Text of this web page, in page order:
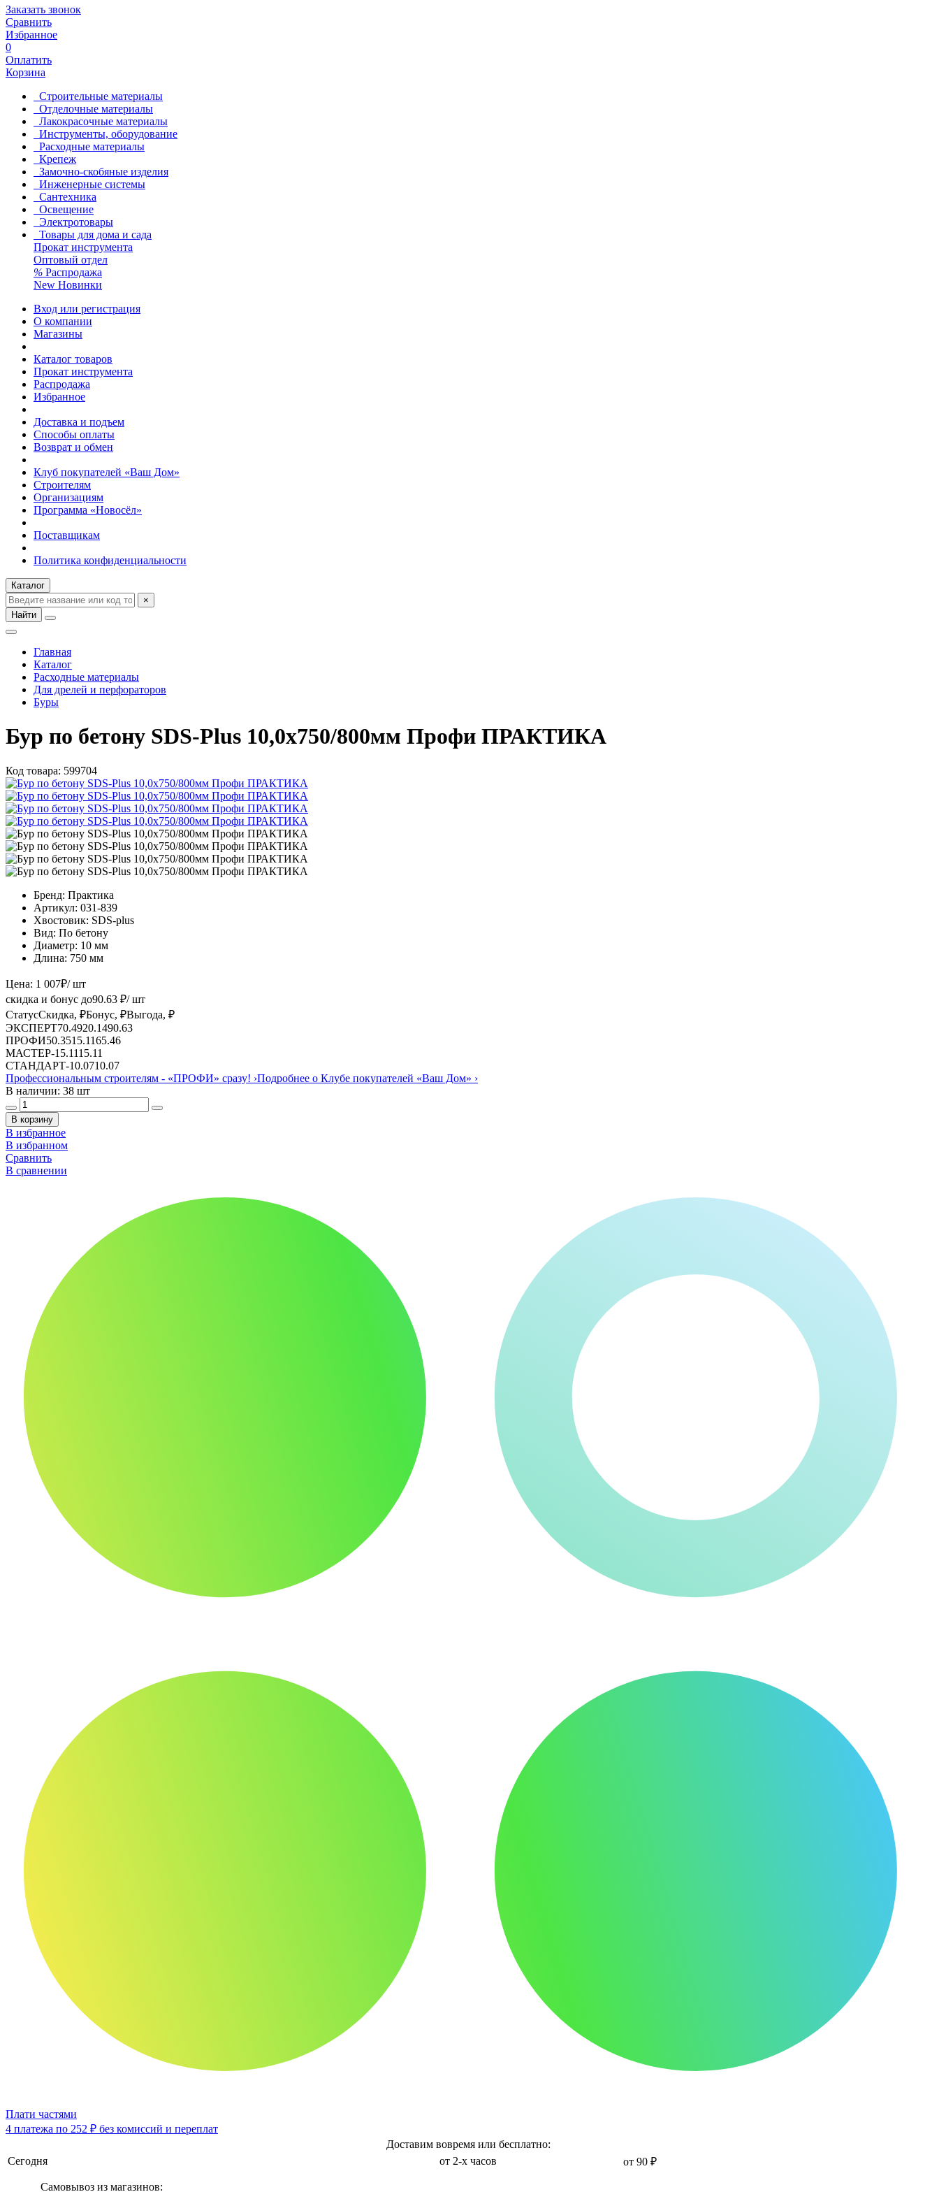
Заказать звонок
Сравнить
Избранное
0
Оплатить
Корзина
Строительные материалы
Отделочные материалы
Лакокрасочные материалы
Инструменты, оборудование
Расходные материалы
Крепеж
Замочно-скобяные изделия
Инженерные системы
Сантехника
Освещение
Электротовары
Товары для дома и сада
Прокат инструмента
Оптовый отдел
% Распродажа
New Новинки
Вход или регистрация
О компании
Магазины
Каталог товаров
Прокат инструмента
Распродажа
Избранное
Доставка и подъем
Способы оплаты
Возврат и обмен
Клуб покупателей «Ваш Дом»
Строителям
Организациям
Программа «Новосёл»
Поставщикам
Политика конфиденциальности
Каталог
×
Найти
Главная
Каталог
Расходные материалы
Для дрелей и перфораторов
Буры
Бур по бетону SDS-Plus 10,0х750/800мм Профи ПРАКТИКА
Код товара: 599704
Бренд: Практика
Артикул: 031-839
Хвостовик: SDS-plus
Вид: По бетону
Диаметр: 10 мм
Длина: 750 мм
Цена: 1 007₽/ шт
скидка и бонус до90.63 ₽/ шт
СтатусСкидка, ₽Бонус, ₽Выгода, ₽
ЭКСПЕРТ70.4920.1490.63
ПРОФИ50.3515.1165.46
МАСТЕР-15.1115.11
СТАНДАРТ-10.0710.07
Профессиональным строителям - «ПРОФИ» сразу! ›Подробнее о Клубе покупателей «Ваш Дом» ›
В наличии: 38 шт
В корзину
В избранное
В избранном
Сравнить
В сравнении
Плати частями
4 платежа по 252 ₽ без комиссий и переплат
Доставим вовремя или бесплатно:
Сегодня
от 2-х часов от 90 ₽
Самовывоз из магазинов: